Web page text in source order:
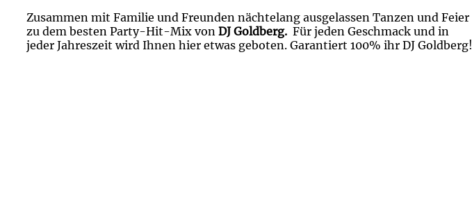
Zusammen mit Familie und Freunden nächtelang ausgelassen Tanzen und Feier
zu dem besten Party-Hit-Mix von DJ Goldberg. Für jeden Geschmack und in
jeder Jahreszeit wird Ihnen hier etwas geboten. Garantiert 100% ihr DJ Goldberg!